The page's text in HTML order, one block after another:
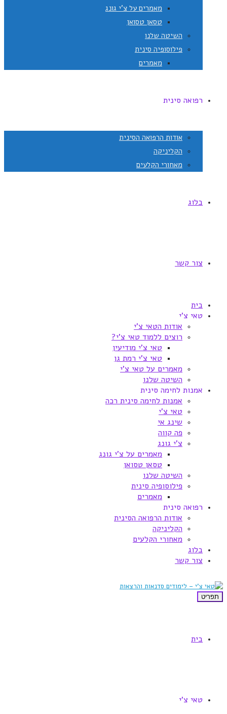
מאמרים על צ'י גונג
טסאן טסואן
השיטה שלנו
פילוסופיה סינית
מאמרים
רפואה סינית
אודות הרפואה הסינית
הקליניקה
מאחורי הקלעים
בלוג
צור קשר
בית
טאי צ'י
אודות הטאי צ'י
רוצים ללמוד טאי צ'י?
טאי צ'י מודיעין
טאי צ'י רמת גן
מאמרים על טאי צ'י
השיטה שלנו
אמנות לחימה סינית
אמנות לחימה סינית רכה
טאי צ'י
שינג אי
פה קווה
צ'י גונג
מאמרים על צ'י גונג
טסאן טסואן
השיטה שלנו
פילוסופיה סינית
מאמרים
רפואה סינית
אודות הרפואה הסינית
הקליניקה
מאחורי הקלעים
בלוג
צור קשר
תפריט
בית
טאי צ'י